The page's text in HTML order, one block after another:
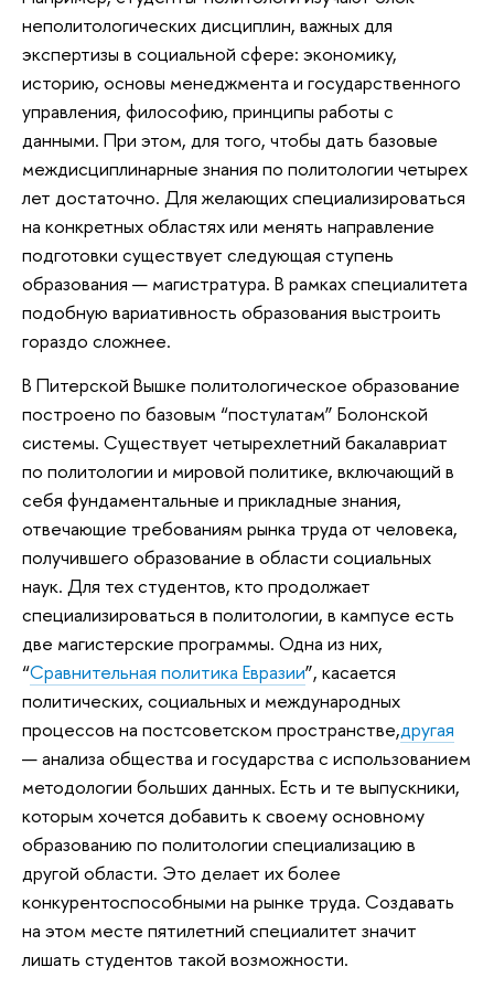
неполитологических дисциплин, важных для
экспертизы в социальной сфере: экономику,
историю, основы менеджмента и государственного
управления, философию, принципы работы с
данными. При этом, для того, чтобы дать базовые
междисциплинарные знания по политологии четырех
лет достаточно. Для желающих специализироваться
на конкретных областях или менять направление
подготовки существует следующая ступень
образования — магистратура. В рамках специалитета
подобную вариативность образования выстроить
гораздо сложнее.
В Питерской Вышке политологическое образование
построено по базовым “постулатам” Болонской
системы. Существует четырехлетний бакалавриат
по политологии и мировой политике, включающий в
себя фундаментальные и прикладные знания,
отвечающие требованиям рынка труда от человека,
получившего образование в области социальных
наук. Для тех студентов, кто продолжает
специализироваться в политологии, в кампусе есть
две магистерские программы. Одна из них,
“Сравнительная политика Евразии”, касается
политических, социальных и международных
процессов на постсоветском пространстве,другая
— анализа общества и государства с использованием
методологии больших данных. Есть и те выпускники,
которым хочется добавить к своему основному
образованию по политологии специализацию в
другой области. Это делает их более
конкурентоспособными на рынке труда. Создавать
на этом месте пятилетний специалитет значит
лишать студентов такой возможности.